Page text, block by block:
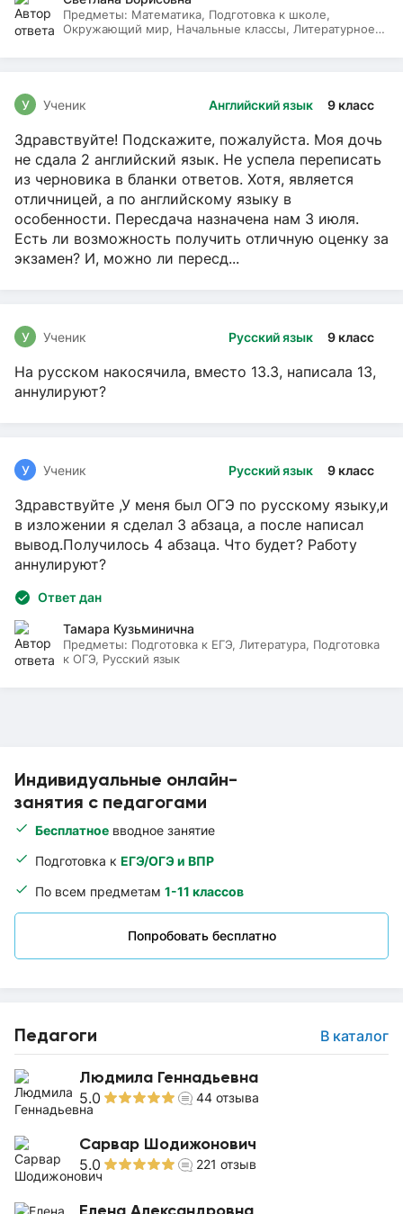
Индивидуальные онлайн-
занятия с педагогами
Бесплатное вводное занятие
Подготовка к ЕГЭ/ОГЭ и ВПР
По всем предметам 1-11 классов
Попробовать бесплатно
Педагоги В каталог
Людмила Геннадьевна
5.0 44 отзыва
Сарвар Шодижонович
5.0 221 отзыв
Предметы: Математика, Подготовка к школе,
Окружающий мир, Начальные классы, Литературное
Английский язык 9 класс
У Ученик
Здравствуйте! Подскажите, пожалуйста. Моя дочь
не сдала 2 английский язык. Не успела переписать
из черновика в бланки ответов. Хотя, является
отличницей, а по английскому языку в
особенности. Пересдача назначена нам 3 июля.
Есть ли возможность получить отличную оценку за
экзамен? И, можно ли пересд...
Русский язык 9 класс
У Ученик
На русском накосячила, вместо 13.3, написала 13,
аннулируют?
Русский язык 9 класс
У Ученик
Здравствуйте ,У меня был ОГЭ по русскому языку,и
в изложении я сделал 3 абзаца, а после написал
вывод.Получилось 4 абзаца. Что будет? Работу
аннулируют?
Ответ дан
Тамара Кузьминична
Предметы: Подготовка к ЕГЭ, Литература, Подготовка
к ОГЭ, Русский язык